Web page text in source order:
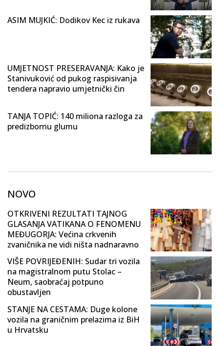
ASIM MUJKIĆ: Dodikov Kec iz rukava
UMJETNOST PRESERAVANJA: Kako je
Stanivuković od pukog raspisivanja
tendera napravio umjetnički čin
TANJA TOPIĆ: 140 miliona razloga za
predizbornu glumu
NOVO
OTKRIVENI REZULTATI TAJNOG
GLASANJA VATIKANA O FENOMENU
MEĐUGORJA: Većina crkvenih
zvaničnika ne vidi ništa nadnaravno
VIŠE POVRIJEĐENIH: Sudar tri vozila
na magistralnom putu Stolac –
Neum, saobraćaj potpuno
obustavljen
STANJE NA CESTAMA: Duge kolone
vozila na graničnim prelazima iz BiH
u Hrvatsku